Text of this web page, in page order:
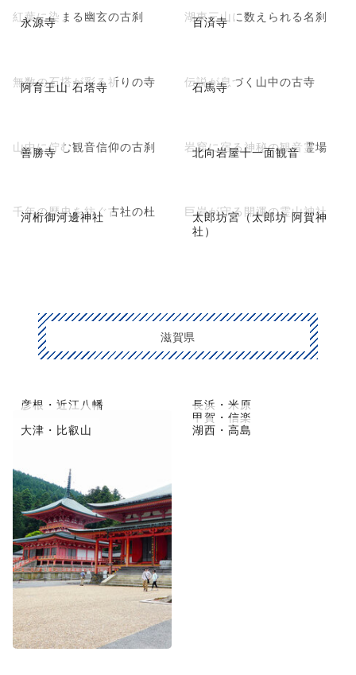
永源寺
紅葉に染まる幽玄の古刹 百済寺
湖東三山に数えられる名刹
阿育王山 石塔寺
無数の石塔が彩る祈りの寺 石馬寺
伝説が息づく山中の古寺
善勝寺
山中に佇む観音信仰の古刹 北向岩屋十一面観音
岩窟に宿る神秘の観音霊場
河桁御河邊神社
千年の歴史を紡ぐ古社の杜
太郎坊宮（太郎坊 阿賀神
社）
巨岩が守る開運の霊山神社
滋賀県
彦根・近江八幡
長浜・米原
甲賀・信楽
大津・比叡山
湖西・高島